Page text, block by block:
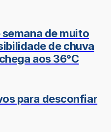
de muito
de chuva
aos 36°C
para desconfiar